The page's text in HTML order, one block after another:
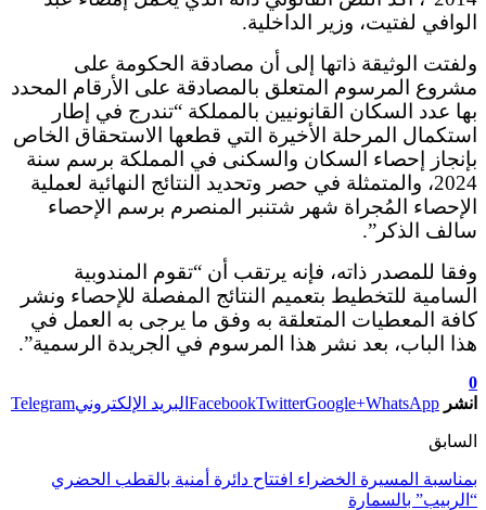
الوافي لفتيت، وزير الداخلية.
ولفتت الوثيقة ذاتها إلى أن مصادقة الحكومة على
مشروع المرسوم المتعلق بالمصادقة على الأرقام المحدد
بها عدد السكان القانونيين بالمملكة “تندرج في إطار
استكمال المرحلة الأخيرة التي قطعها الاستحقاق الخاص
بإنجاز إحصاء السكان والسكنى في المملكة برسم سنة
2024، والمتمثلة في حصر وتحديد النتائج النهائية لعملية
الإحصاء المُجراة شهر شتنبر المنصرم برسم الإحصاء
سالف الذكر”.
وفقا للمصدر ذاته، فإنه يرتقب أن “تقوم المندوبية
السامية للتخطيط بتعميم النتائج المفصلة للإحصاء ونشر
كافة المعطيات المتعلقة به وفق ما يرجى به العمل في
هذا الباب، بعد نشر هذا المرسوم في الجريدة الرسمية”.
0
انشر
FacebookTwitterGoogle+WhatsApp البريد الإلكترونيTelegram
السابق
بمناسبة المسيرة الخضراء افتتاح دائرة أمنية بالقطب الحضري
“الربيب” بالسمارة